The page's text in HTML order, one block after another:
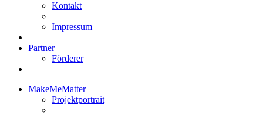
Kontakt
Impressum
Partner
Förderer
MakeMeMatter
Projektportrait